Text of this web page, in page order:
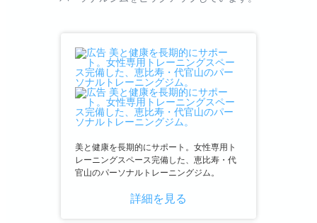
美と健康を長期的にサポート。女性専用ト
レーニングスペース完備した、恵比寿・代
官山のパーソナルトレーニングジム。
詳細を見る